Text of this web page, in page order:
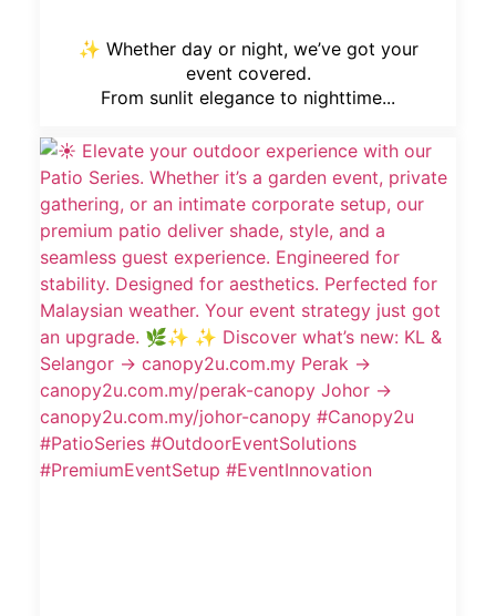
✨ Whether day or night, we’ve got your
event covered.
From sunlit elegance to nighttime...